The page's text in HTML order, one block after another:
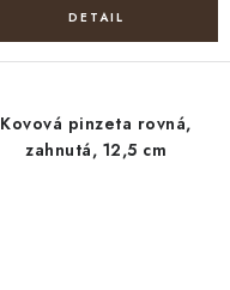
Kovová pinzeta rovná,
zahnutá, 12,5 cm